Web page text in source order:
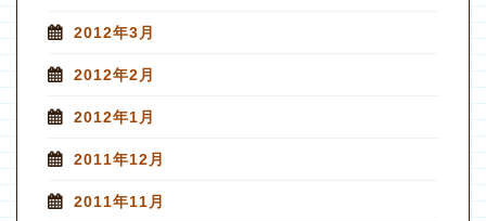
2012年3月
2012年2月
2012年1月
2011年12月
2011年11月